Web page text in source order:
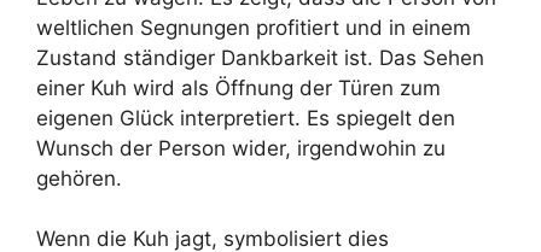
weltlichen Segnungen profitiert und in einem
Zustand ständiger Dankbarkeit ist. Das Sehen
einer Kuh wird als Öffnung der Türen zum
eigenen Glück interpretiert. Es spiegelt den
Wunsch der Person wider, irgendwohin zu
gehören.
Wenn die Kuh jagt, symbolisiert dies